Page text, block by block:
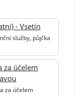
- Vsetín
služby, půjčka
za účelem
za účelem